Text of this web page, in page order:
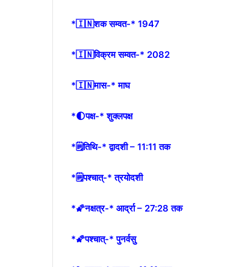
*🇮🇳शक सम्वत-* 1947
*🇮🇳विक्रम सम्वत-* 2082
*🇮🇳मास-* माघ
*🌓पक्ष-* शुक्लपक्ष
*🗒तिथि-* द्वादशी – 11:11 तक
*🗒पश्चात्-* त्रयोदशी
*🌠नक्षत्र-* आर्द्रा – 27:28 तक
*🌠पश्चात्-* पुनर्वसु